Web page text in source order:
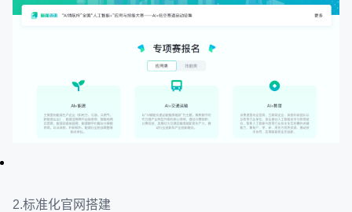
2.标准化官网搭建